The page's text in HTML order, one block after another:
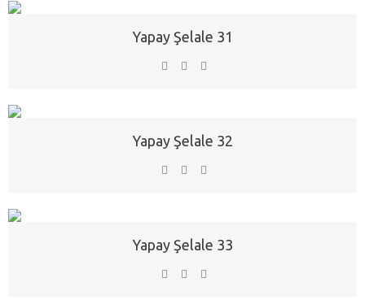
Yapay Şelale 31
Yapay Şelale 32
Yapay Şelale 33